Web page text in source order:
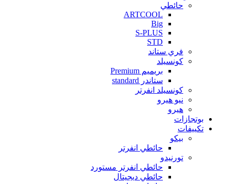
حائطي
ARTCOOL
Big
S-PLUS
STD
فري ستاند
كونسيلد
بريميم Premium
ستاندر standard
كونسيلد انفرتر
نيو هيرو
هيرو
بوتجازات
تكييفات
بيكو
حائطي انفرتر
تورنيدو
حائطي انفرتر مستورد
حائطي ديجيتال